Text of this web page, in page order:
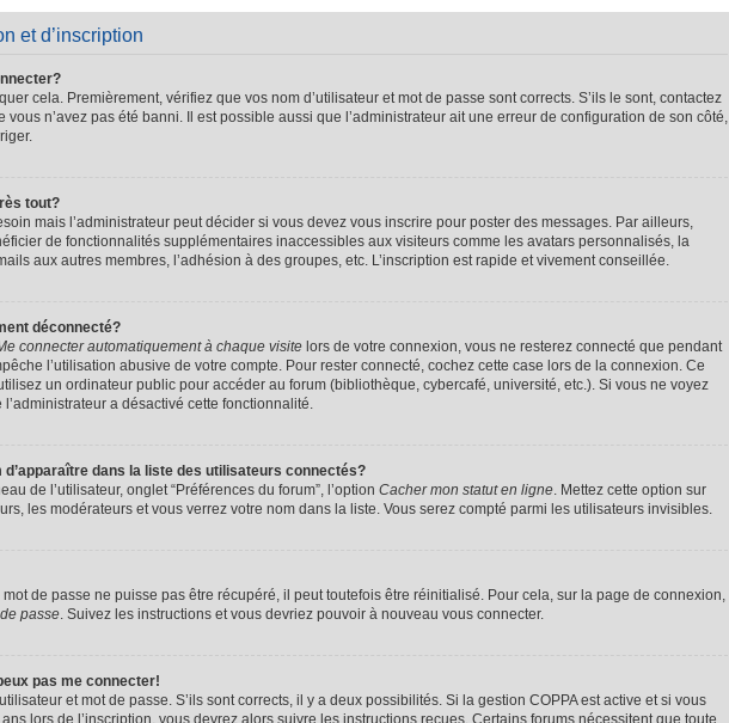
et d’inscription
cela. Premièrement, vérifiez que vos nom d’utilisateur et mot de passe sont corrects. S’ils le sont, contactez
vous n’avez pas été banni. Il est possible aussi que l’administrateur ait une erreur de configuration de son côté,
tout?
mais l’administrateur peut décider si vous devez vous inscrire pour poster des messages. Par ailleurs,
de fonctionnalités supplémentaires inaccessibles aux visiteurs comme les avatars personnalisés, la
aux autres membres, l’adhésion à des groupes, etc. L’inscription est rapide et vivement conseillée.
déconnecté?
connecter automatiquement à chaque visite lors de votre connexion, vous ne resterez connecté que pendant
l’utilisation abusive de votre compte. Pour rester connecté, cochez cette case lors de la connexion. Ce
un ordinateur public pour accéder au forum (bibliothèque, cybercafé, université, etc.). Si vous ne voyez
a désactivé cette fonctionnalité.
dans la liste des utilisateurs connectés?
de l’utilisateur, onglet “Préférences du forum”, l’option Cacher mon statut en ligne. Mettez cette option sur
les modérateurs et vous verrez votre nom dans la liste. Vous serez compté parmi les utilisateurs invisibles.
de passe ne puisse pas être récupéré, il peut toutefois être réinitialisé. Pour cela, sur la page de connexion,
passe. Suivez les instructions et vous devriez pouvoir à nouveau vous connecter.
pas me connecter!
et mot de passe. S’ils sont corrects, il y a deux possibilités. Si la gestion COPPA est active et si vous
lors de l’inscription, vous devrez alors suivre les instructions reçues. Certains forums nécessitent que toute